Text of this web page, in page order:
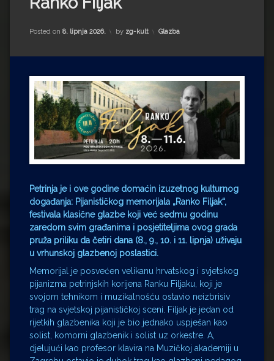
Impressum
Milenko Strižak
Drugi autori
Drugi autori
Ljiljana Lekanić-Kljaić
Željko Krznarić
Mario Lovreković
Posted on 8. lipnja 2026. by zg-kult Kategorije:
Glazba
Petrinja je i ove godine domaćin izuzetnog kulturnog
događanja: Pijanističkog memorijala „Ranko Filjak“,
festivala klasične glazbe koji već sedmu godinu
zaredom svim građanima i posjetiteljima ovog grada
pruža priliku da četiri dana (8., 9., 10. i 11. lipnja) uživaju
u vrhunskoj glazbenoj poslastici.
Memorijal je posvećen velikanu hrvatskog i svjetskog
pijanizma petrinjskih korijena Ranku Filjaku, koji je
svojom tehnikom i muzikalnošću ostavio neizbrisiv
trag na svjetskoj pijanističkoj sceni. Filjak je jedan od
rijetkih glazbenika koji je bio jednako uspješan kao
solist, komorni glazbenik i solist uz orkestre. A,
djelujući kao profesor klavira na Muzičkoj akademiji u